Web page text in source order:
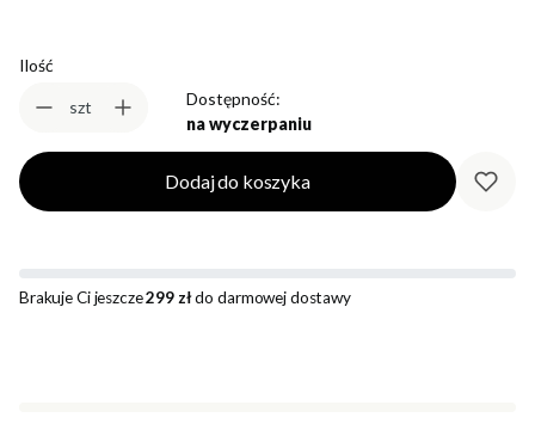
Ilość
szt
Dostępność:
na wyczerpaniu
Dodaj do koszyka
Brakuje Ci jeszcze299 złdo darmowej dostawy